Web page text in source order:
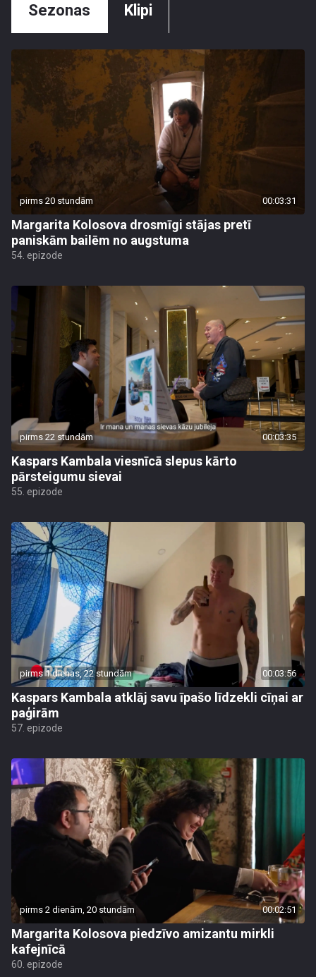
Sezonas Klipi
pirms 20 stundām 00:03:31
Margarita Kolosova drosmīgi stājas pretī
paniskām bailēm no augstuma
54. epizode
pirms 22 stundām 00:03:35
Kaspars Kambala viesnīcā slepus kārto
pārsteigumu sievai
55. epizode
pirms 1 dienas, 22 stundām 00:03:56
Kaspars Kambala atklāj savu īpašo līdzekli cīņai ar
paģirām
57. epizode
pirms 2 dienām, 20 stundām 00:02:51
Margarita Kolosova piedzīvo amizantu mirkli
kafejnīcā
60. epizode